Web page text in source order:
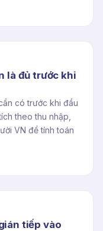
là đủ trước khi
có trước khi đầu
theo thu nhập,
VN để tính toán
tiếp vào